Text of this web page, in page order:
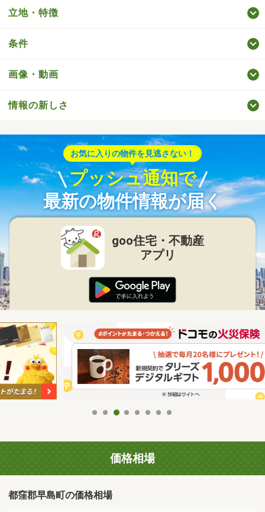
立地・特徴
条件
画像・動画
情報の新しさ
お気に入りの物件を見逃さない！
プッシュ通知で
最新の物件情報が届く
goo住宅・不動産
アプリ
価格相場
都窪郡早島町の価格相場